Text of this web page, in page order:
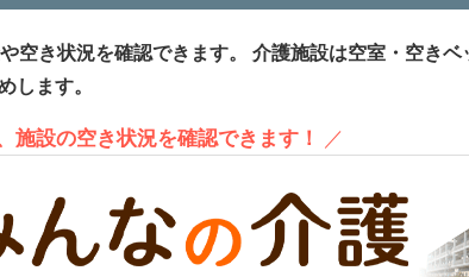
空き状況を確認できます。
介護施設は空室・空きベ
します。
施設の空き状況を確認できます！ ／